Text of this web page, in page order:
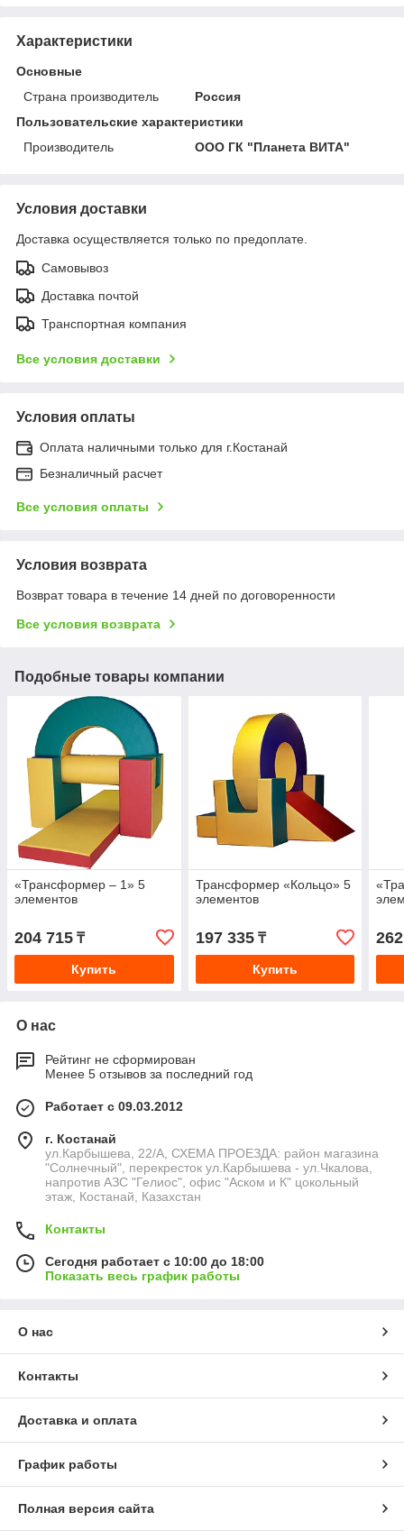
Характеристики
Основные
Страна производитель
Россия
Пользовательские характеристики
Производитель
ООО ГК "Планета ВИТА"
Условия доставки
Доставка осуществляется только по предоплате.
Самовывоз
Доставка почтой
Транспортная компания
Все условия доставки
Условия оплаты
Оплата наличными только для г.Костанай
Безналичный расчет
Все условия оплаты
Условия возврата
Возврат товара в течение 14 дней по договоренности
Все условия возврата
Подобные товары компании
«Трансформер – 1» 5
элементов
204 715 ₸
Купить
Трансформер «Кольцо» 5
элементов
197 335₸
Купить
О нас
Рейтинг не сформирован
Менее 5 отзывов за последний год
Работает с 09.03.2012
г. Костанай
ул.Карбышева, 22/А, СХЕМА ПРОЕЗДА: район магазина
"Солнечный", перекресток ул.Карбышева - ул.Чкалова,
напротив АЗС "Гелиос", офис "Аском и К" цокольный
этаж, Костанай, Казахстан
Контакты
Сегодня работает с 10:00 до 18:00
Показать весь график работы
О нас
Контакты
Доставка и оплата
График работы
Полная версия сайта